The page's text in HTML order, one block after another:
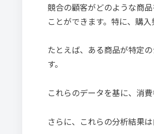
競合の顧客がどのような商
ことができます。特に、購
たとえば、ある商品が特定
す。
これらのデータを基に、消
さらに、これらの分析結果